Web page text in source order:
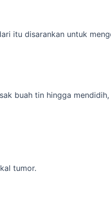
itu disarankan untuk
buah tin hingga mendidih,
tumor.